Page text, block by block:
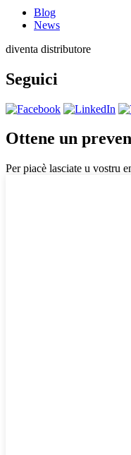
Blog
News
diventa distributore
Seguici
Ottene un
Per piacè lasciate u vostru